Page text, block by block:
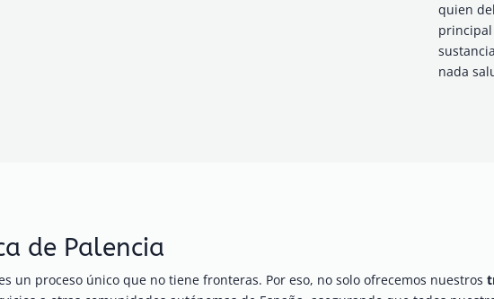
quien
nada
de Palencia
un proceso único que no tiene fronteras. Por eso, no solo ofrecemos nuestros